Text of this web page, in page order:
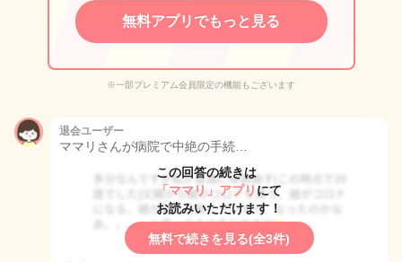
無料アプリでもっと見る
※一部プレミアム会員限定の機能もございます
退会ユーザー
ママリさんが病院で中絶の手続…
この回答の続きは
「ママリ」アプリ にて
お読みいただけます！
無料で続きを見る(全3件)